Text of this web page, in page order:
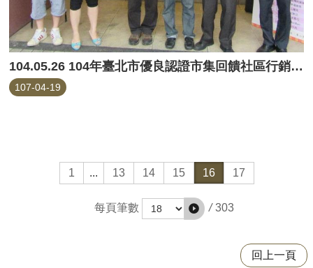
104.05.26 104年臺北市優良認證市集回饋社區行銷活動(華山市場)
107-04-19
1 ... 13 14 15 16 17
每頁筆數 / 303
回上一頁